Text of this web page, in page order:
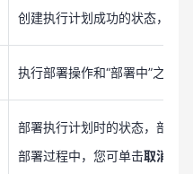
创建执行计划成功的状态，此
执行部署操作和“部署中”之间
部署执行计划时的状态，部署
部署过程中，您可单击取消部署